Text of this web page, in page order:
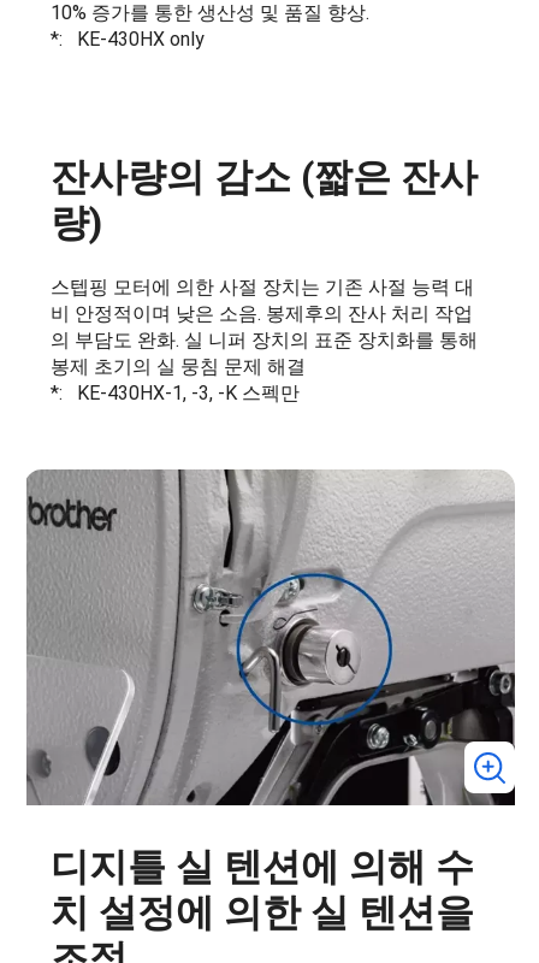
10% 증가를 통한 생산성 및 품질 향상.
*: KE-430HX only
잔사량의 감소 (짧은 잔사
량)
스텝핑 모터에 의한 사절 장치는 기존 사절 능력 대
비 안정적이며 낮은 소음. 봉제후의 잔사 처리 작업
의 부담도 완화. 실 니퍼 장치의 표준 장치화를 통해
봉제 초기의 실 뭉침 문제 해결
*: KE-430HX-1, -3, -K 스펙만
디지틀 실 텐션에 의해 수
치 설정에 의한 실 텐션을